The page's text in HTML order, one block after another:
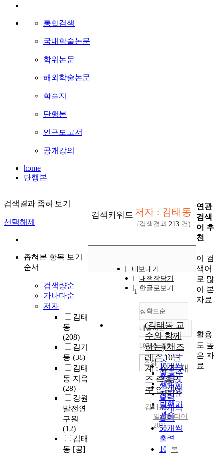
통합검색
국내학술논문
학위논문
해외학술논문
학술지
단행본
연구보고서
공개강의
home
단행본
검색결과 좁혀 보기
선택해제
좁혀본 항목 보기
순서
검색량순
가나다순
저자
김태
동
(208)
김기
동 (38)
김태
동 지음
(28)
강원
발전연
구원
(12)
김태
동 [공]
검색키워드 저자 : 김태동
(검색결과 213 건)
내보내기
내책장담기
한글로보기
정확도순
정확도
순
인기도
순
연도순
제목순
저자순
발행기
관순
내림차순
내림차순
10개씩 출력
10개씩
출력
20개씩
출력
30개씩
출력
50개씩
출력
100개씩
조회
1
(김태동 교
수와 함께
하는) 재즈
레슨 10단
계 : 실전 재
즈 즉흥연
주 입문서
김태동
일송미디어
2011
복
연관
검색
어 추
천
이 검
색어
로 많
이 본
자료
활용
도 높
은 자
료